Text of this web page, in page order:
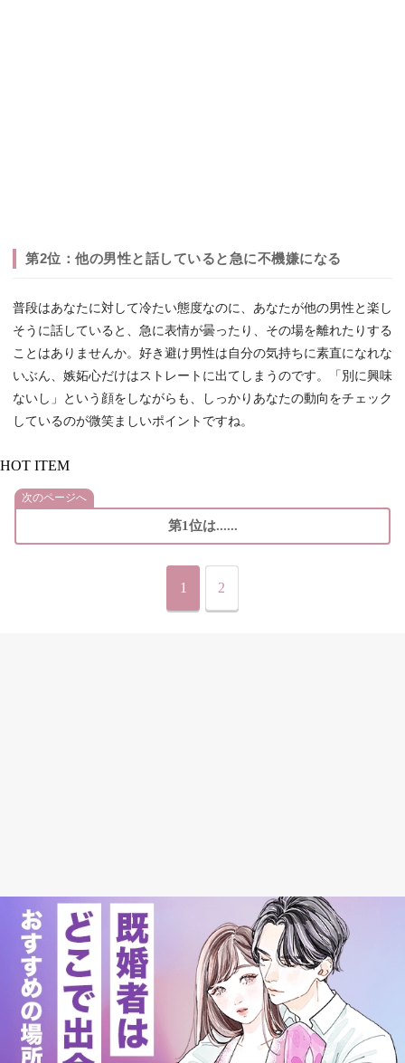
第2位：他の男性と話していると急に不機嫌になる
普段はあなたに対して冷たい態度なのに、あなたが他の男性と楽し
そうに話していると、急に表情が曇ったり、その場を離れたりする
ことはありませんか。好き避け男性は自分の気持ちに素直になれな
いぶん、嫉妬心だけはストレートに出てしまうのです。「別に興味
ないし」という顔をしながらも、しっかりあなたの動向をチェック
しているのが微笑ましいポイントですね。
HOT ITEM
次のページへ
第1位は......
1 2